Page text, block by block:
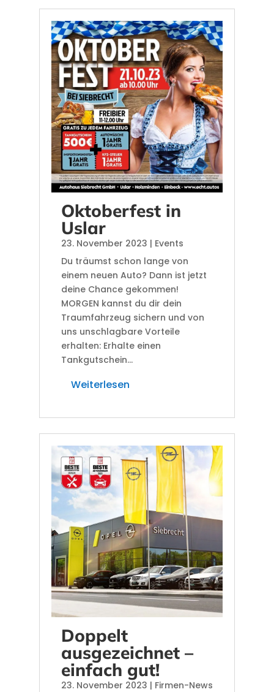
Oktoberfest in
Uslar
23. November 2023 | Events
Du träumst schon lange von
einem neuen Auto? Dann ist jetzt
deine Chance gekommen!
MORGEN kannst du dir dein
Traumfahrzeug sichern und von
uns unschlagbare Vorteile
erhalten: Erhalte einen
Tankgutschein...
Weiterlesen
Doppelt
ausgezeichnet –
einfach gut!
23. November 2023 | Firmen-News